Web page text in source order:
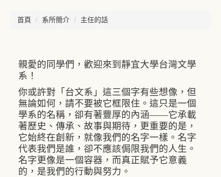
首頁 系所簡介 主任的話
親愛的同學們，歡迎來到靜宜大學台灣文學
系！
你或許對「台文系」這三個字有些想像，但
無論如何，請不要被它框限住。這只是一個
學系的名稱，卻有著豐厚的內涵——它承載
著歷史、傳承、故事與期待，更重要的是，
它始終在創新，就像我們的名字一樣。名字
代表我們是誰，卻不應該侷限我們的人生。
名字更像是一個容器，而真正賦予它意義
的，是我們的行動與努力。